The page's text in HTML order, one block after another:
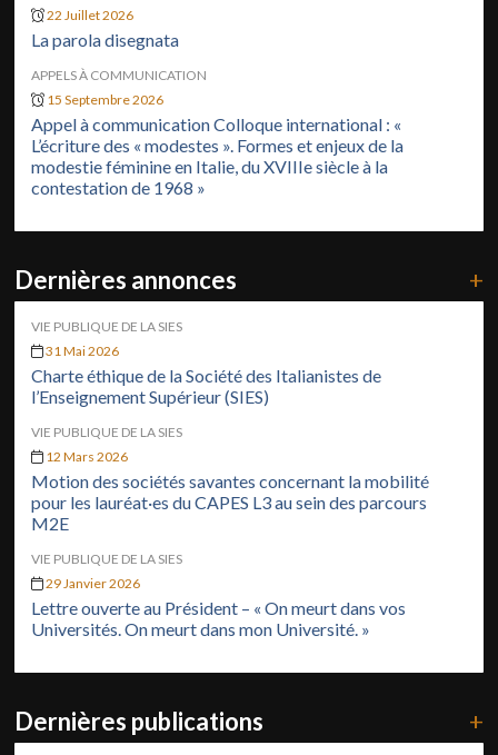
22 Juillet 2026
La parola disegnata
APPELS À COMMUNICATION
15 Septembre 2026
Appel à communication Colloque international : «
L’écriture des « modestes ». Formes et enjeux de la
modestie féminine en Italie, du XVIIIe siècle à la
contestation de 1968 »
Dernières annonces +
VIE PUBLIQUE DE LA SIES
31 Mai 2026
Charte éthique de la Société des Italianistes de
l’Enseignement Supérieur (SIES)
VIE PUBLIQUE DE LA SIES
12 Mars 2026
Motion des sociétés savantes concernant la mobilité
pour les lauréat·es du CAPES L3 au sein des parcours
M2E
VIE PUBLIQUE DE LA SIES
29 Janvier 2026
Lettre ouverte au Président – « On meurt dans vos
Universités. On meurt dans mon Université. »
Dernières publications +